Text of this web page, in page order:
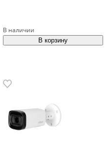
В наличии